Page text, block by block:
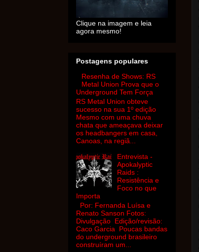
Clique na imagem e leia
agora mesmo!
Postagens populares
Resenha de Shows: RS
Metal Union Prova que o
Underground Tem Força
RS Metal Union obteve
sucesso na sua 1º edição
Mesmo com uma chuva
chata que ameaçava deixar
os headbangers em casa,
Canoas, na regiã...
Entrevista -
Apokalyptic
Raids :
Resistência e
Foco no que
Importa
Por: Fernanda Luísa e
Renato Sanson Fotos:
Divulgação Edição/revisão:
Caco Garcia Poucas bandas
do underground brasileiro
construíram um...